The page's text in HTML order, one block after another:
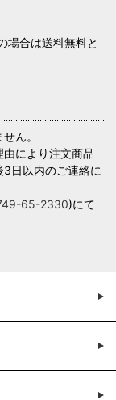
場合は送料無料と
ん。
により注文商品
日以内のご連絡に
65-2330)にて